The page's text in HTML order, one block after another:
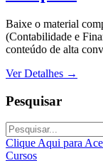
Baixe o material
(Contabilidade e
conteúdo de alta
Ver Detalhes →
Pesquisar
Clique Aqui para
Cursos